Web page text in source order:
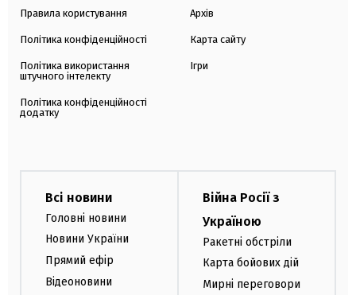
Правила користування
Політика конфіденційності
Політика використання
штучного інтелекту
Політика конфіденційності
додатку
Архів
Карта сайту
Ігри
Всі новини
Головні новини
Новини України
Прямий ефір
Відеоновини
Війна Росії з
Україною
Ракетні обстріли
Карта бойових дій
Мирні переговори